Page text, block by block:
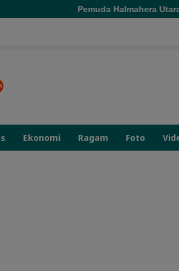
Halmahera Utara Tenggelam di Air
Ekonomi Ragam Foto